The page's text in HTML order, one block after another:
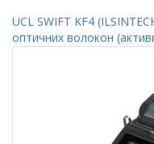
UCL SWIFT KF4
оптичних волокон